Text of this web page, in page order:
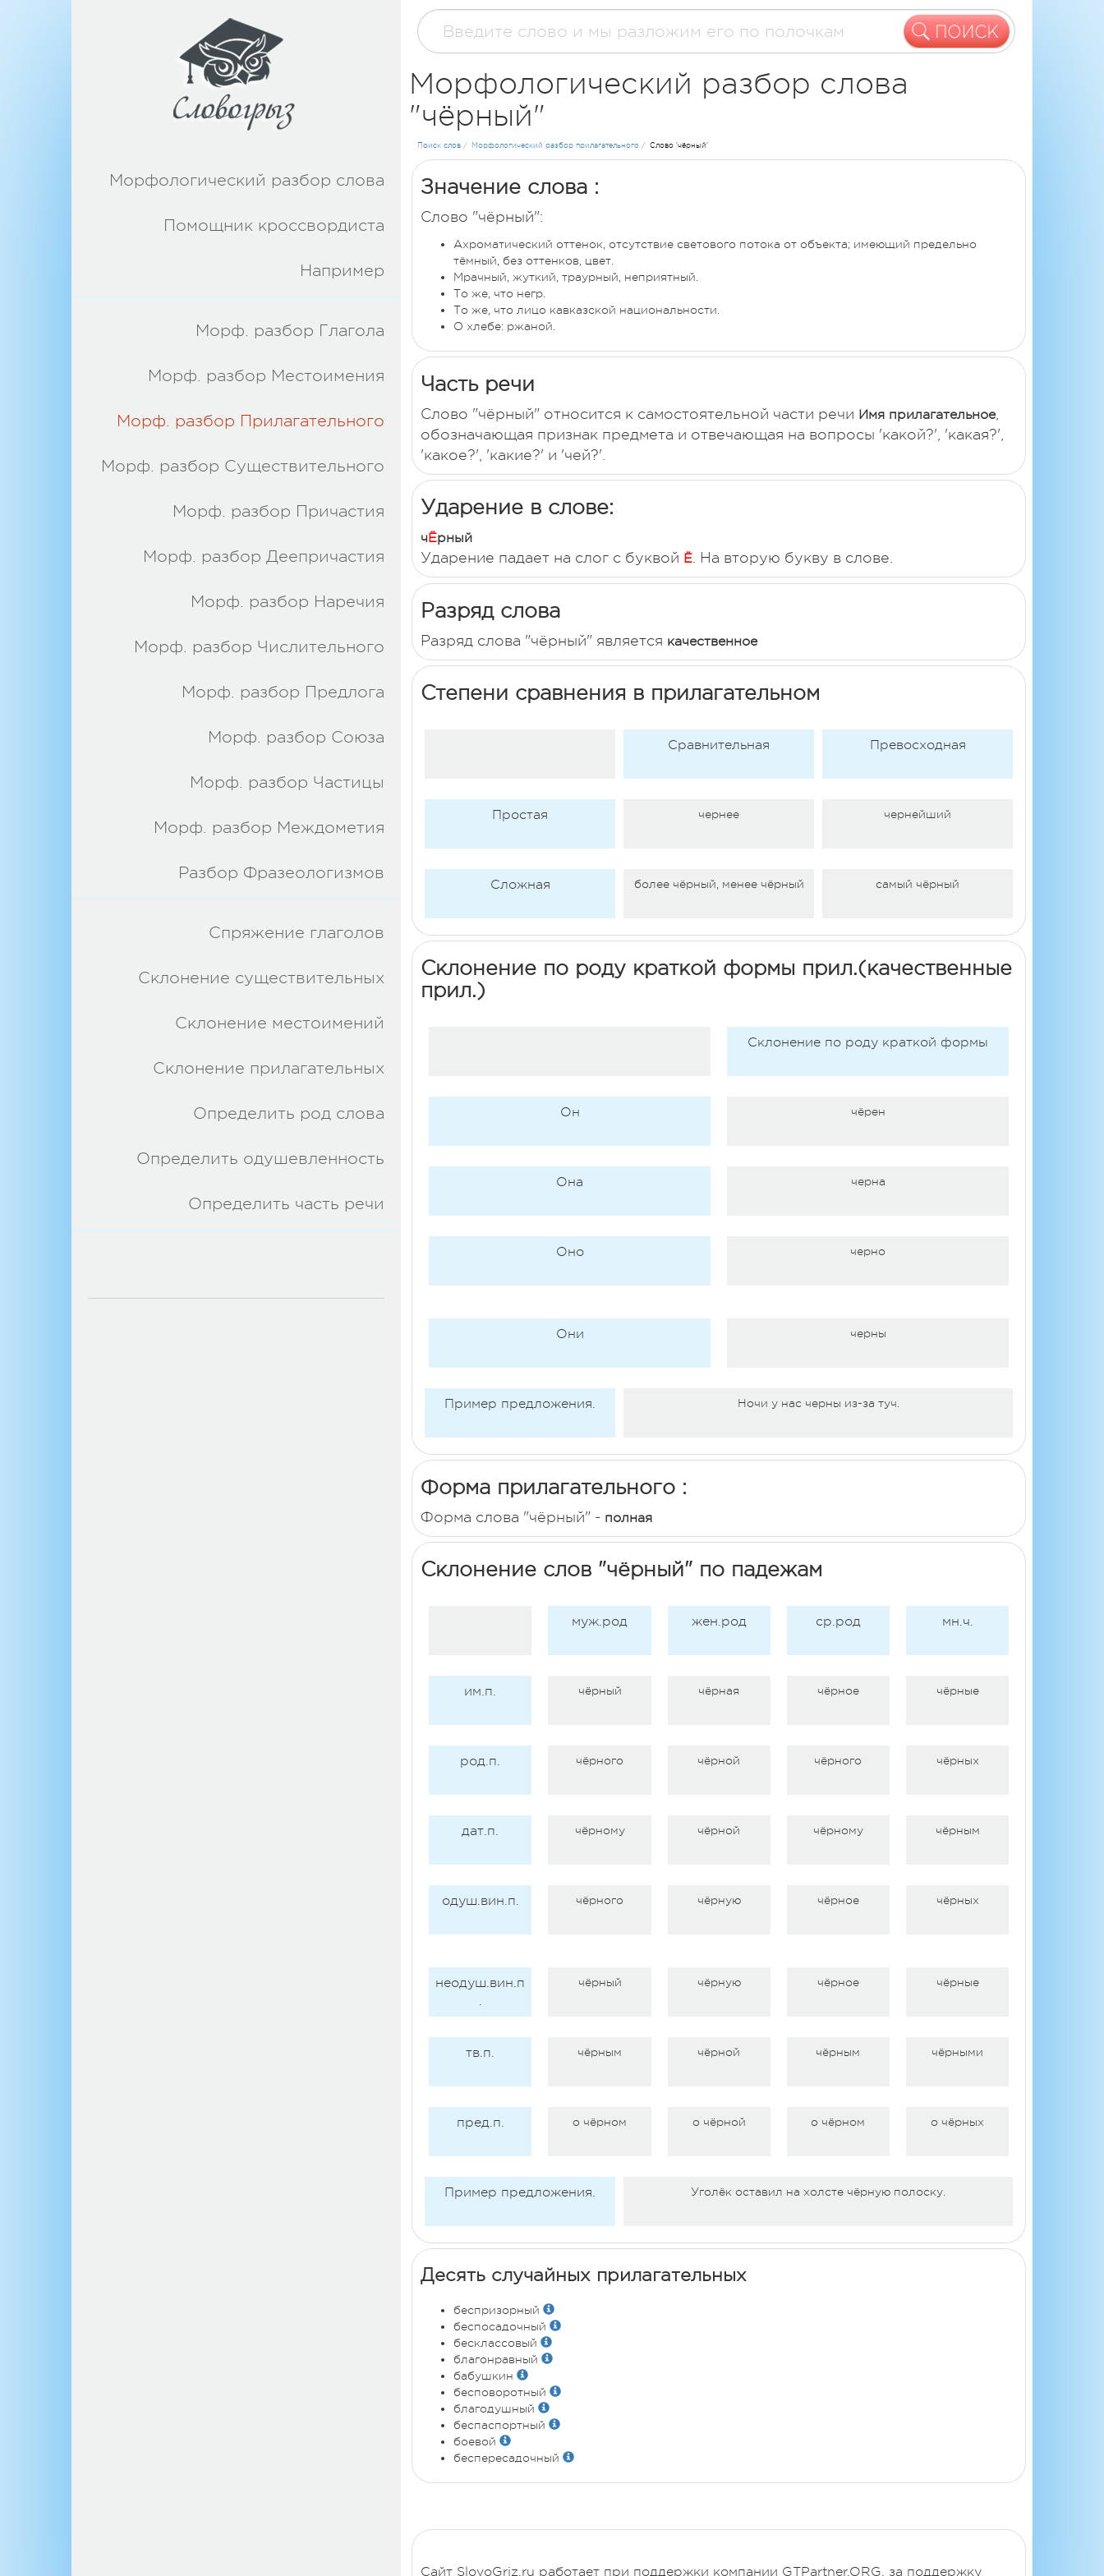
Морфологический разбор слова (current)
Помощник кроссвордиста
Например
Морф. разбор Глагола
Морф. разбор Местоимения
Морф. разбор Прилагательного
Морф. разбор Существительного
Морф. разбор Причастия
Морф. разбор Деепричастия
Морф. разбор Наречия
Морф. разбор Числительного
Морф. разбор Предлога
Морф. разбор Союза
Морф. разбор Частицы
Морф. разбор Междометия
Разбор Фразеологизмов
Спряжение глаголов
Склонение существительных
Склонение местоимений
Склонение прилагательных
Определить род слова
Определить одушевленность
Определить часть речи
Морфологический разбор слова
"чёрный"
Поиск слов / Морфологический разбор прилагательного/ Слово 'чёрный'
Значение слова :
Слово "чёрный":
Ахроматический оттенок, отсутствие светового потока от объекта; имеющий предельно
тёмный, без оттенков, цвет.
Мрачный, жуткий, траурный, неприятный.
То же, что негр.
То же, что лицо кавказской национальности.
О хлебе: ржаной.
Часть речи
Слово "чёрный" относится к самостоятельной части речи Имя прилагательное,
обозначающая признак предмета и отвечающая на вопросы 'какой?', 'какая?',
'какое?', 'какие?' и 'чей?'.
Ударение в слове:
чЁрный
Ударение падает на слог с буквой Ё. На вторую букву в слове.
Разряд слова
Разряд слова "чёрный" является качественное
Степени сравнения в прилагательном
Сравнительная Превосходная
Простая чернее чернейший
Сложная более чёрный, менее чёрный самый чёрный
Склонение по роду краткой формы прил.(качественные
прил.)
Склонение по роду краткой формы
Он чёрен
Она черна
Оно черно
Они черны
Пример предложения. Ночи у нас черны из-за туч.
Форма прилагательного :
Форма слова "чёрный" - полная
Склонение слов "чёрный" по падежам
муж.род жен.род ср.род мн.ч.
им.п. чёрный чёрная чёрное чёрные
род.п. чёрного чёрной чёрного чёрных
дат.п. чёрному чёрной чёрному чёрным
одуш.вин.п. чёрного чёрную чёрное чёрных
неодуш.вин.п
.
чёрный чёрную чёрное чёрные
тв.п. чёрным чёрной чёрным чёрными
пред.п. о чёрном о чёрной о чёрном о чёрных
Пример предложения. Уголёк оставил на холсте чёрную полоску.
Десять случайных прилагательных
беспризорный
беспосадочный
бесклассовый
благонравный
бабушкин
бесповоротный
благодушный
беспаспортный
боевой
беспересадочный
Сайт SlovoGriz.ru работает при поддержки компании GTPartner.ORG, за поддержку